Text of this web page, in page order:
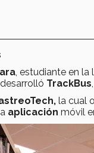
, estudiante en
desarrolló TrackBus
la cual
aplicación móvil